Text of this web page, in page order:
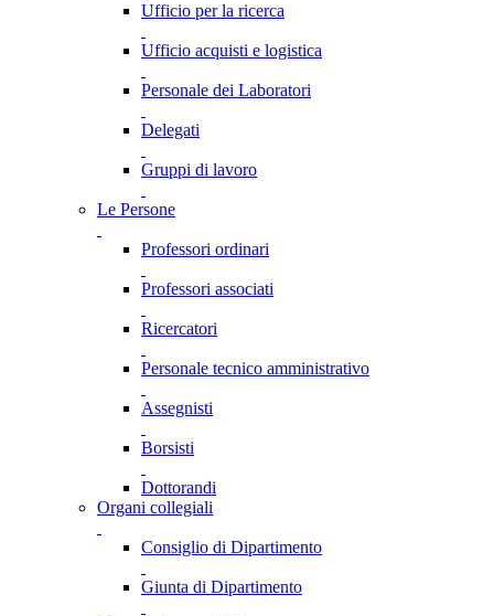
Ufficio per la ricerca
Ufficio acquisti e logistica
Personale dei Laboratori
Delegati
Gruppi di lavoro
Le Persone
Professori ordinari
Professori associati
Ricercatori
Personale tecnico amministrativo
Assegnisti
Borsisti
Dottorandi
Organi collegiali
Consiglio di Dipartimento
Giunta di Dipartimento